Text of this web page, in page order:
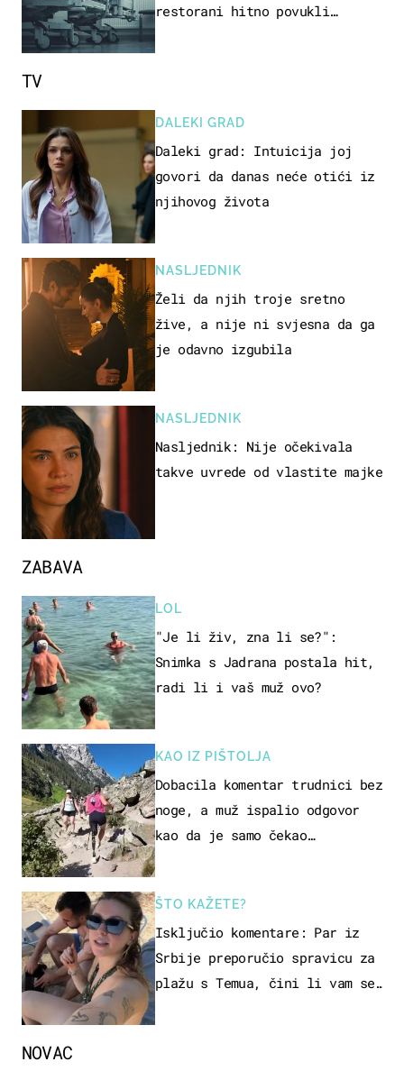
restorani hitno povukli
ZABAVA
LOL
"Je li živ, zna li se?":
Snimka s Jadrana postala hit,
radi li i vaš muž ovo?
KAO IZ PIŠTOLJA
Dobacila komentar trudnici bez
noge, a muž ispalio odgovor
kao da je samo čekao…
ŠTO KAŽETE?
Isključio komentare: Par iz
Srbije preporučio spravicu za
plažu s Temua, čini li vam se
TV
DALEKI GRAD
Daleki grad: Intuicija joj
govori da danas neće otići iz
njihovog života
NASLJEDNIK
Želi da njih troje sretno
žive, a nije ni svjesna da ga
je odavno izgubila
NASLJEDNIK
Nasljednik: Nije očekivala
takve uvrede od vlastite majke
NOVAC